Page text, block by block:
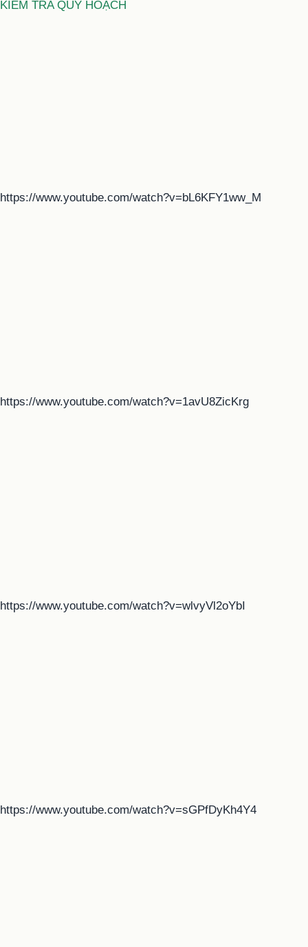
KIỂM TRA QUY HOẠCH
https://www.youtube.com/watch?v=bL6KFY1ww_M
https://www.youtube.com/watch?v=1avU8ZicKrg
https://www.youtube.com/watch?v=wlvyVl2oYbI
https://www.youtube.com/watch?v=sGPfDyKh4Y4